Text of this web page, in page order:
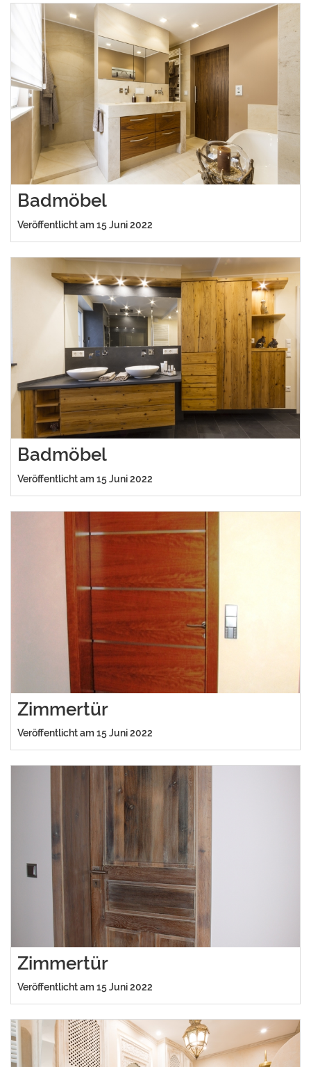
Badmöbel
Veröffentlicht am 15 Juni 2022
Badmöbel
Veröffentlicht am 15 Juni 2022
Zimmertür
Veröffentlicht am 15 Juni 2022
Zimmertür
Veröffentlicht am 15 Juni 2022